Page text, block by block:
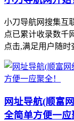
小刀导航网搜集互
点已累计收录数千
点击,满足用户随
网址导航(顺富
全简单方便一应